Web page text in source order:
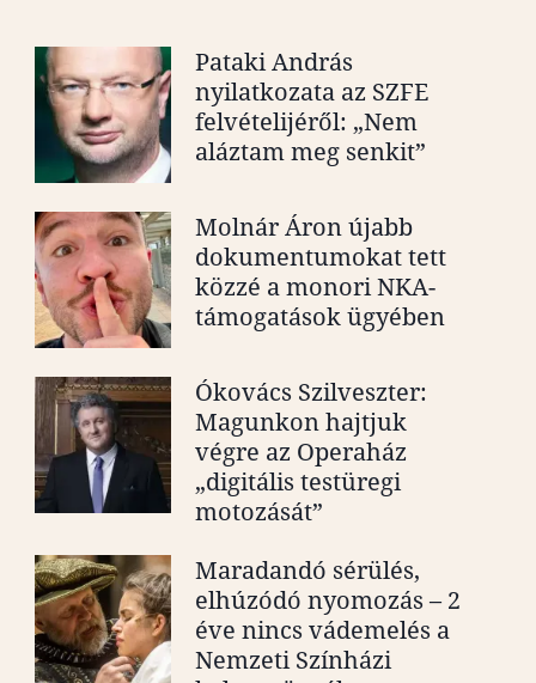
Pataki András
nyilatkozata az SZFE
felvételijéről: „Nem
aláztam meg senkit”
Molnár Áron újabb
dokumentumokat tett
közzé a monori NKA-
támogatások ügyében
Ókovács Szilveszter:
Magunkon hajtjuk
végre az Operaház
„digitális testüregi
motozását”
Maradandó sérülés,
elhúzódó nyomozás – 2
éve nincs vádemelés a
Nemzeti Színházi